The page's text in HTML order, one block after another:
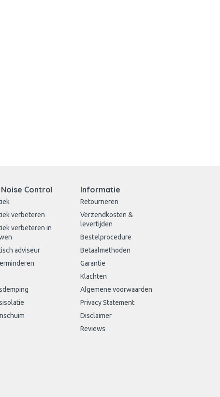
Noise Control
verbeteren
verbeteren in
adviseur
Informatie
Retourneren
Verzendkosten &
levertijden
Bestelprocedure
Betaalmethoden
Garantie
Klachten
Algemene voorwaarden
Privacy Statement
Disclaimer
Reviews